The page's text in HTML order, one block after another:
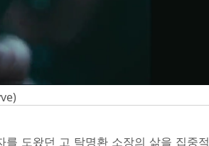
를 도왔던 고 탁명환 소장의 삶을 집중